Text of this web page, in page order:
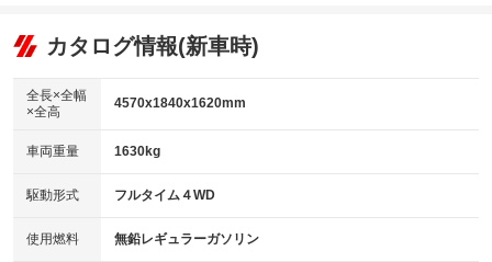
リフトアップ
：装備なし
：装備あり
パワーウィンドウ
アイドリングストップ
：装備あり
USB入力端子
：装備あり
100V電源
：装備なし
ビジュアル
：装備なし
：装備あり
革シート
キーレス
HID(キセノンライト)
：装備なし
バックカメラ
：装備あり
カタログ情報(新車時)
全長×全幅
×全高
4570x1840x1620mm
車両重量 1630kg
駆動形式 フルタイム４WD
使用燃料 無鉛レギュラーガソリン